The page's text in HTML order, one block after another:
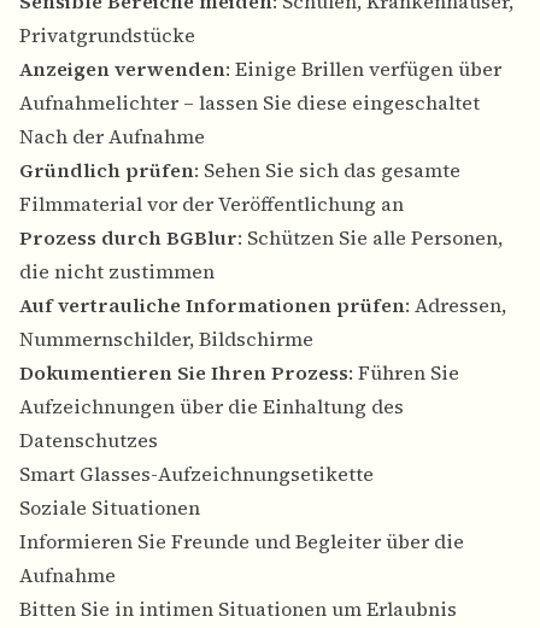
Privatgrundstücke
Anzeigen verwenden: Einige Brillen verfügen über
Aufnahmelichter – lassen Sie diese eingeschaltet
Nach der Aufnahme
Gründlich prüfen: Sehen Sie sich das gesamte
Filmmaterial vor der Veröffentlichung an
Prozess durch BGBlur: Schützen Sie alle Personen,
die nicht zustimmen
Auf vertrauliche Informationen prüfen: Adressen,
Nummernschilder, Bildschirme
Dokumentieren Sie Ihren Prozess: Führen Sie
Aufzeichnungen über die Einhaltung des
Datenschutzes
Smart Glasses-Aufzeichnungsetikette
Soziale Situationen
Informieren Sie Freunde und Begleiter über die
Aufnahme
Bitten Sie in intimen Situationen um Erlaubnis